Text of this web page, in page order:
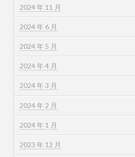
2024 年 11 月
2024 年 6 月
2024 年 5 月
2024 年 4 月
2024 年 3 月
2024 年 2 月
2024 年 1 月
2023 年 12 月